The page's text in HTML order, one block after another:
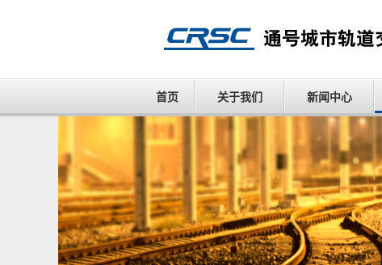
首页 关于我们 新闻中心